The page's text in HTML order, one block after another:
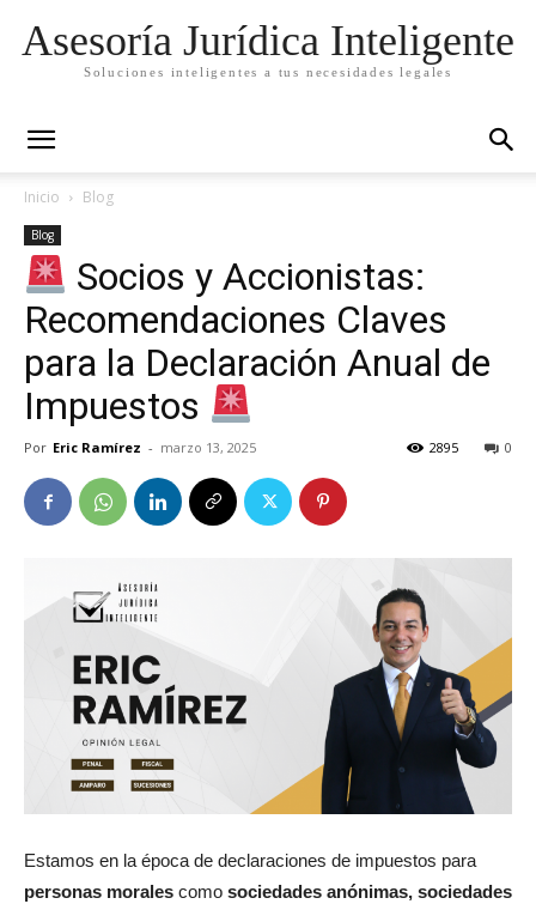
Asesoría Jurídica Inteligente
Soluciones inteligentes a tus necesidades legales
Inicio Blog
Blog
Socios y Accionistas:
Recomendaciones Claves
para la Declaración Anual de
Impuestos
Por Eric Ramírez - marzo 13, 2025 0
2895
Estamos en la época de declaraciones de impuestos para
personas morales como sociedades anónimas, sociedades